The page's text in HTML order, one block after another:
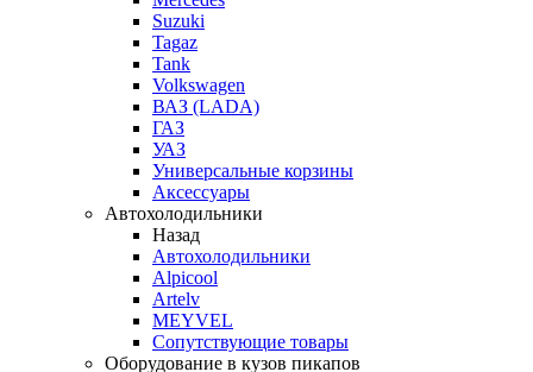
Suzuki
Tagaz
Tank
Volkswagen
ВАЗ (LADA)
ГАЗ
УАЗ
Универсальные корзины
Аксессуары
Автохолодильники
Назад
Автохолодильники
Alpicool
Artelv
MEYVEL
Сопутствующие товары
Оборудование в кузов пикапов